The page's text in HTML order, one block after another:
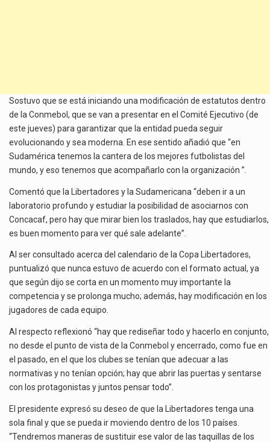
Sostuvo que se está iniciando una modificación de estatutos dentro
de la Conmebol, que se van a presentar en el Comité Ejecutivo (de
este jueves) para garantizar que la entidad pueda seguir
evolucionando y sea moderna. En ese sentido añadió que “en
Sudamérica tenemos la cantera de los mejores futbolistas del
mundo, y eso tenemos que acompañarlo con la organización ”.
Comentó que la Libertadores y la Sudamericana “deben ir a un
laboratorio profundo y estudiar la posibilidad de asociarnos con
Concacaf, pero hay que mirar bien los traslados, hay que estudiarlos,
es buen momento para ver qué sale adelante”.
Al ser consultado acerca del calendario de la Copa Libertadores,
puntualizó que nunca estuvo de acuerdo con el formato actual, ya
que según dijo se corta en un momento muy importante la
competencia y se prolonga mucho; además, hay modificación en los
jugadores de cada equipo.
Al respecto reflexionó “hay que rediseñar todo y hacerlo en conjunto,
no desde el punto de vista de la Conmebol y encerrado, como fue en
el pasado, en el que los clubes se tenían que adecuar a las
normativas y no tenían opción; hay que abrir las puertas y sentarse
con los protagonistas y juntos pensar todo”.
El presidente expresó su deseo de que la Libertadores tenga una
sola final y que se pueda ir moviendo dentro de los 10 países.
“Tendremos maneras de sustituir ese valor de las taquillas de los